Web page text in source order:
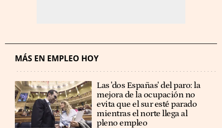
MÁS EN EMPLEO HOY
Las 'dos Españas' del paro: la
mejora de la ocupación no
evita que el sur esté parado
mientras el norte llega al
pleno empleo